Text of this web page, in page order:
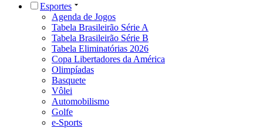
Esportes
Agenda de Jogos
Tabela Brasileirão Série A
Tabela Brasileirão Série B
Tabela Eliminatórias 2026
Copa Libertadores da América
Olimpíadas
Basquete
Vôlei
Automobilismo
Golfe
e-Sports